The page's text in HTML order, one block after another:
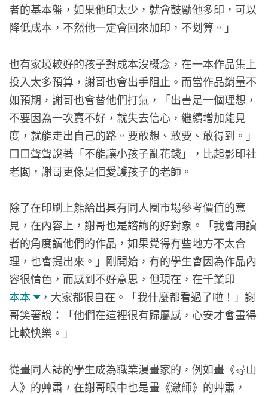
者的基本盤，如果他印太少，就會鼓勵他多印，可以
降低成本，不然他一定會回來加印，不划算。」
也有家境較好的孩子對成本沒概念，在一本作品集上
投入太多預算，謝哥也會出手阻止。而當作品銷量不
如預期，謝哥也會替他們打氣，「出書是一個理想，
不要因為一次賣不好，就失去信心，繼續增加能見
度，就能走出自己的路。要敢想、敢要、敢得到。」
口口聲聲說著「不能讓小孩子亂花錢」，比起影印社
老闆，謝哥更像是個愛護孩子的老師。
除了在印刷上能給出具有同人圈市場參考價值的意
見，在內容上，謝哥也是諮詢的好對象。「我會用讀
者的角度讀他們的作品，如果覺得有些地方不太合
理，也會提出來。」剛開始，有的學生會因為作品內
容很情色，而感到不好意思，但現在，在千業印
本本
，大家都很自在。「我什麼都看過了啦！」謝
哥笑著說：「他們在這裡很有歸屬感，心安才會畫得
比較快樂。」
從畫同人誌的學生成為職業漫畫家的，例如畫《尋山
人》的艸肅，在謝哥眼中也是畫《瀲師》的艸肅，